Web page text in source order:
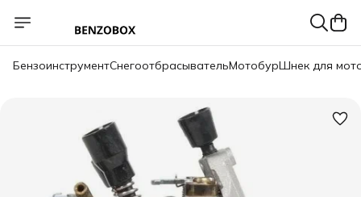
БензоинструментСнегоотбрасывательМотобурШнек для